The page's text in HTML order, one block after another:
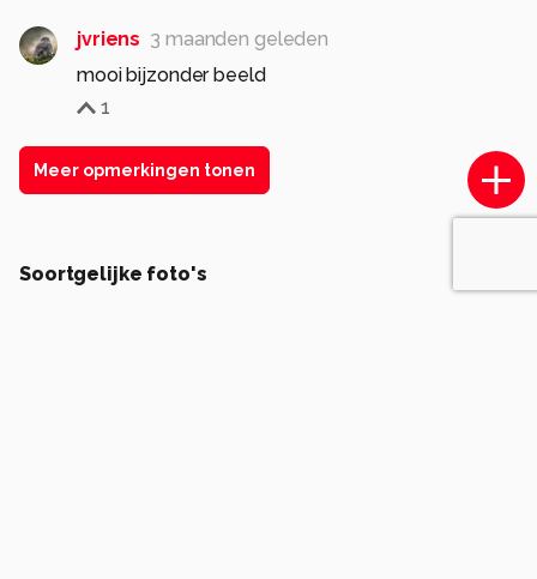
jvriens 3 maanden geleden
mooi bijzonder beeld
1
Meer opmerkingen tonen
Soortgelijke foto's